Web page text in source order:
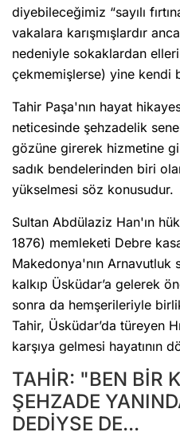
diyebileceğimiz “sayılı
vakalara karışmışlardır
nedeniyle sokaklardan
çekmemişlerse) yine kendi
Tahir Paşa'nın hayat
neticesinde şehzadelik
gözüne girerek hizmetine
sadık bendelerinden biri
yükselmesi söz konusudur.
Sultan Abdülaziz Han'ın
1876) memleketi Debre
Makedonya'nın Arnavutluk
kalkıp Üsküdar’a gelerek
sonra da hemşerileriyle
Tahir, Üsküdar’da türeyen
karşıya gelmesi hayatının
TAHİR: "BEN BİR
ŞEHZADE
DEDİYSE DE...